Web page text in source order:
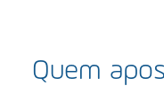
Quem